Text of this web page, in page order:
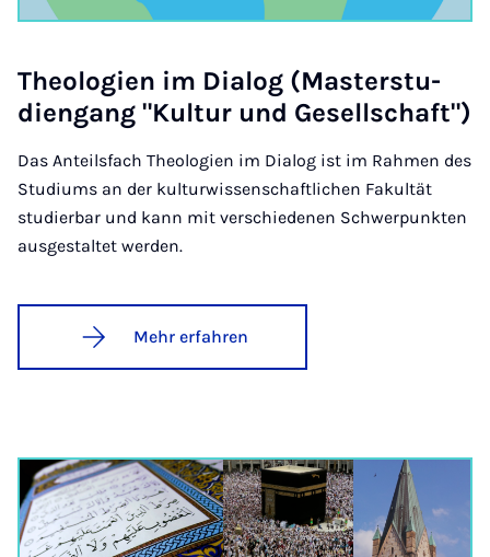
Theo­lo­gi­en im Di­a­log (Mas­ter­stu­
dien­gang "Kul­tur und Ge­sell­schaft")
Das Anteilsfach Theologien im Dialog ist im Rahmen des
Studiums an der kulturwissenschaftlichen Fakultät
studierbar und kann mit verschiedenen Schwerpunkten
ausgestaltet werden.
Mehr erfahren